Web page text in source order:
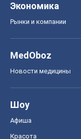
Экономика
Рынки и компании
MedOboz
Новости медицины
Шоу
Афиша
Красота